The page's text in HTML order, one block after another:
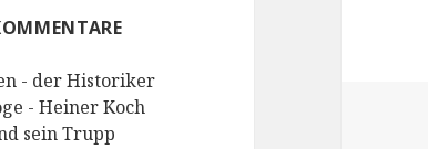
- der Historiker
- Heiner Koch
sein Trupp